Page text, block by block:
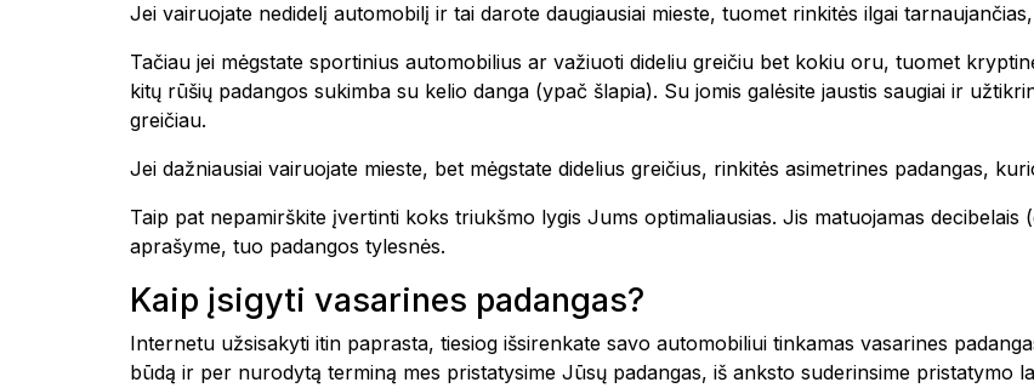
Jei vairuojate nedidelį automobilį ir tai darote daugiausiai mieste, tuomet rinkitės ilgai
Tačiau jei mėgstate sportinius automobilius ar važiuoti dideliu greičiu bet kokiu oru, tuomet
kitų rūšių padangos sukimba su kelio danga (ypač šlapia). Su jomis galėsite jaustis saugiai ir
greičiau.
Jei dažniausiai vairuojate mieste, bet mėgstate didelius greičius, rinkitės asimetrines padangas,
Taip pat nepamirškite įvertinti koks triukšmo lygis Jums optimaliausias. Jis matuojamas
aprašyme, tuo padangos tylesnės.
Kaip įsigyti vasarines padangas?
Internetu užsisakyti itin paprasta, tiesiog išsirenkate savo automobiliui tinkamas vasarines
būdą ir per nurodytą terminą mes pristatysime Jūsų padangas, iš anksto suderinsime pristatymo